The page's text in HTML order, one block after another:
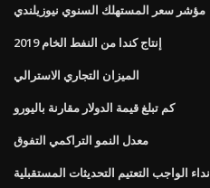
مؤشر سعر المستهلك السنوي نيوزيلندي
إنتاج كندا من النفط الخام 2019
الميزان التجاري الاسترالي
كم تبلغ قيمة الدولار مقارنة باليورو
معدل النمو التراكمي التفوق
نداء الواجب التعتيم التحديثات المستقبلية